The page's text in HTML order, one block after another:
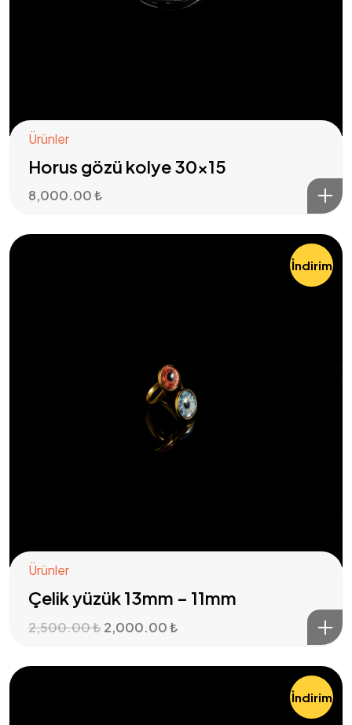
Ürünler
Horus gözü kolye 30×15
8,000.00₺
İndirim
Ürünler
Çelik yüzük 13mm – 11mm
2,500.00₺2,000.00₺
İndirim